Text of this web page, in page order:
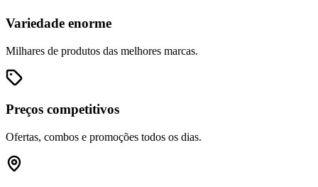
Variedade enorme
Milhares de produtos das melhores marcas.
Preços competitivos
Ofertas, combos e promoções todos os dias.